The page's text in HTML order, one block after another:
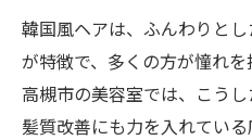
韓国風ヘアは、ふんわりと
が特徴で、多くの方が憧れ
高槻市の美容室では、こうし
髪質改善にも力を入れてい